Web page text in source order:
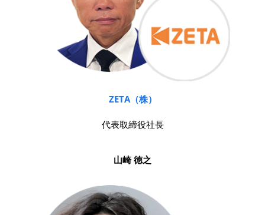
ZETA（株）
代表取締役社長
山崎 徳之